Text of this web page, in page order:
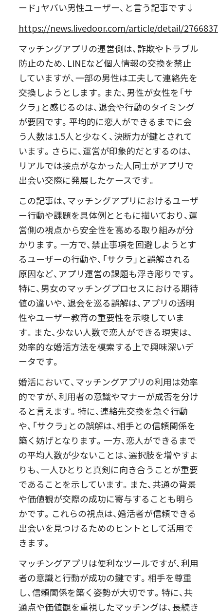
ード」ヤバい男性ユーザー、と言う記事です↓
https://news.livedoor.com/article/detail/
マッチングアプリの運営側は、詐欺やトラブル
防止のため、LINEなど個人情報の交換を禁止
していますが、一部の男性は工夫して連絡先を
交換しようとします。また、男性が女性を「サ
クラ」と感じるのは、退会や行動のタイミング
が要因です。平均的に恋人ができるまでに会
う人数は1.5人と少なく、決断力が鍵とされて
います。さらに、運営が印象的だとするのは、
リアルでは接点がなかった人同士がアプリで
出会い交際に発展したケースです。
この記事は、マッチングアプリにおけるユーザ
ー行動や課題を具体例とともに描いており、運
営側の視点から安全性を高める取り組みが分
かります。一方で、禁止事項を回避しようとす
るユーザーの行動や、「サクラ」と誤解される
原因など、アプリ運営の課題も浮き彫りです。
特に、男女のマッチングプロセスにおける期待
値の違いや、退会を巡る誤解は、アプリの透明
性やユーザー教育の重要性を示唆していま
す。また、少ない人数で恋人ができる現実は、
効率的な婚活方法を模索する上で興味深いデ
ータです。
婚活において、マッチングアプリの利用は効率
的ですが、利用者の意識やマナーが成否を分け
ると言えます。特に、連絡先交換を急ぐ行動
や、「サクラ」との誤解は、相手との信頼関係を
築く妨げとなります。一方、恋人ができるまで
の平均人数が少ないことは、選択肢を増やすよ
りも、一人ひとりと真剣に向き合うことが重要
であることを示しています。また、共通の背景
や価値観が交際の成功に寄与することも明ら
かです。これらの視点は、婚活者が信頼できる
出会いを見つけるためのヒントとして活用で
きます。
マッチングアプリは便利なツールですが、利用
者の意識と行動が成功の鍵です。相手を尊重
し、信頼関係を築く姿勢が大切です。特に、共
通点や価値観を重視したマッチングは、長続き